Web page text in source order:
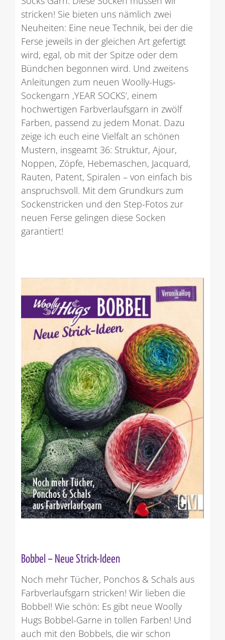
stricken! Sie bieten uns nämlich zwei
Neuheiten: Eine neue Technik, bei der die
Ferse jeweils in der gleichen Art gefertigt
wird, egal, ob mit der Spitze oder dem
Bündchen begonnen wird. Und zweitens
Anleitungen zum neuen Woolly-Hugs-
Sockengarn ‚YEAR SOCKS‘, einem
hochwertigen Farbverlaufsgarn in zwölf
Farben, passend zu jedem Monat. Dazu
zeige ich euch eine Vielfalt an schönen
Mustern, insgeamt 36: Struktur, Ajour,
Noppen, Zöpfe, Hebemaschen, Jacquard,
Rauten, Patent, Spiralen – von einfach bis
anspruchsvoll. Mit dem Grundkurs zum
Sockenstricken und den Step-Fotos zur
neuen Ferse gelingen diese Socken
garantiert!
Bobbel – Neue Strick-Ideen
Noch mehr Tücher, Ponchos & Schals aus
Farbverlaufsgarn stricken! Wir lieben die
Bobbel! Wie schön: Es gibt neue Woolly
Hugs Bobbel-Garne in tollen Farben! Und
auch mit den Bobbels, die wir schon